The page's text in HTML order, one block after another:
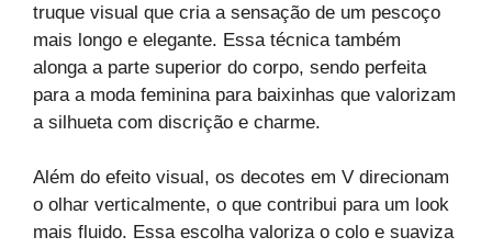
truque visual que cria a sensação de um pescoço
mais longo e elegante. Essa técnica também
alonga a parte superior do corpo, sendo perfeita
para a moda feminina para baixinhas que valorizam
a silhueta com discrição e charme.
Além do efeito visual, os decotes em V direcionam
o olhar verticalmente, o que contribui para um look
mais fluido. Essa escolha valoriza o colo e suaviza